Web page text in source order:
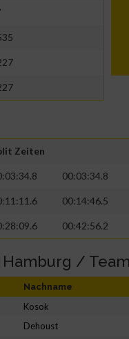
Zeiten
00:03:34.8
00:14:46.5
00:42:56.2
/
Nachname
Kosok
Dehoust